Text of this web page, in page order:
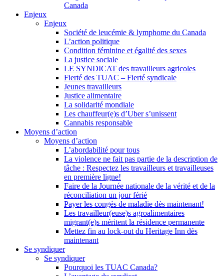
Canada
Enjeux
Enjeux
Société de leucémie & lymphome du Canada
L’action politique
Condition féminine et égalité des sexes
La justice sociale
LE SYNDICAT des travailleurs agricoles
Fierté des TUAC – Fierté syndicale
Jeunes travailleurs
Justice alimentaire
La solidarité mondiale
Les chauffeur(e)s d’Uber s’unissent
Cannabis responsable
Moyens d’action
Moyens d’action
L’abordabilité pour tous
La violence ne fait pas partie de la description de
tâche : Respectez les travailleurs et travailleuses
en première ligne!
Faire de la Journée nationale de la vérité et de la
réconciliation un jour férié
Payer les congés de maladie dès maintenant!
Les travailleur(euse)s agroalimentaires
migrant(e)s méritent la résidence permanente
Mettez fin au lock-out du Heritage Inn dès
maintenant
Se syndiquer
Se syndiquer
Pourquoi les TUAC Canada?